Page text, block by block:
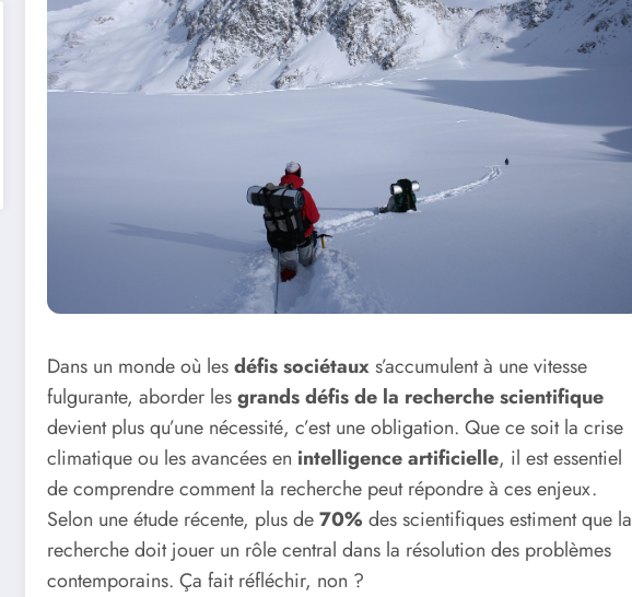
Dans un monde où lesdéfis sociétauxs’accumulent à une vitesse
fulgurante, aborder lesgrands défis de la recherche scientifique
devient plus qu’une nécessité, c’est une obligation. Que ce soit la crise
climatique ou les avancées en intelligence artificielle, il est essentiel
de comprendre comment la recherche peut répondre à ces enjeux.
Selon une étude récente, plus de70% des scientifiques estiment que la
recherche doit jouer un rôle central dans la résolution des problèmes
contemporains. Ça fait réfléchir, non ?